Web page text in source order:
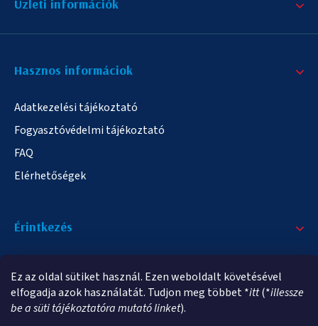
Ez az oldal sütiket használ. Ezen weboldalt követésével
elfogadja azok használatát. Tudjon meg többet *itt(*illessze
be a süti tájékoztatóra mutató linket).
Üzleti információk
Hasznos informáciok
Adatkezelési tájékoztató
Fogyasztóvédelmi tájékoztató
FAQ
Elérhetőségek
Érintkezés
info@elampa.hu